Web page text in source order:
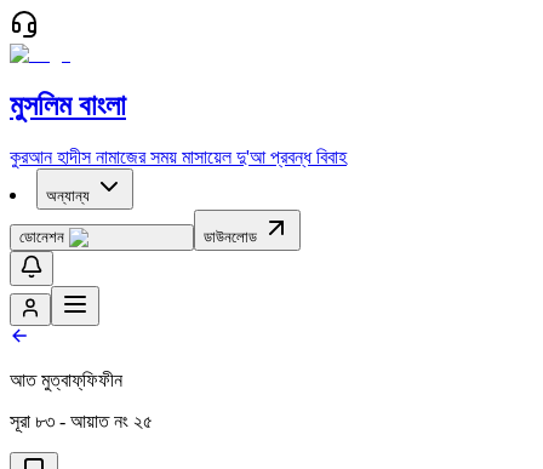
মুসলিম বাংলা
কুরআন হাদীস নামাজের সময় মাসায়েল দু'আ প্রবন্ধ বিবাহ
অন্যান্য
ডোনেশন ডাউনলোড
আত মুত্বাফ্‌ফিফীন
সূরা ৮৩ - আয়াত নং ২৫